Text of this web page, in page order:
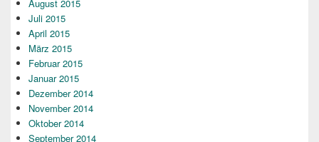
August 2015
Juli 2015
April 2015
März 2015
Februar 2015
Januar 2015
Dezember 2014
November 2014
Oktober 2014
September 2014